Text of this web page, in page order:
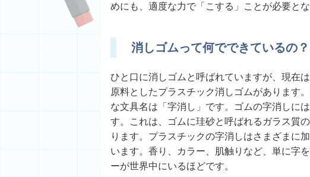
めにも、適度な力で「こする」ことが必要とな
消しゴムって何でできているの？
ひと口に消しゴムと呼ばれていますが、現在
原料としたプラスチック消しゴムがあります
な文具名は「字消し」です。ゴムの字消しに
す。これは、ゴムに珪砂と呼ばれるガラス質
ります。プラスチックの字消しはさまざまに
います。香り、カラー、肌触りなど、単に字
ーが世界中にいるほどです。